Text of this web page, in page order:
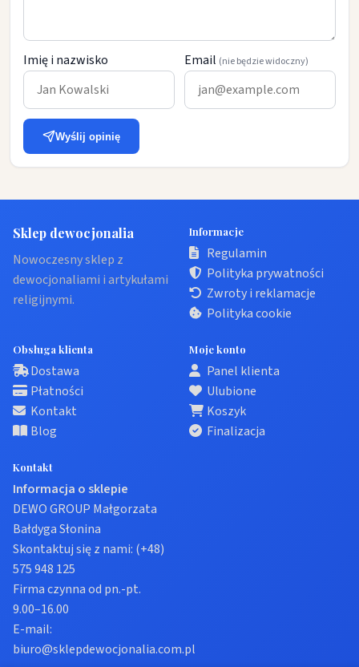
Imię i nazwisko Email (nie będzie widoczny)
Wyślij opinię
Sklep dewocjonalia
Nowoczesny sklep z
dewocjonaliami i artykułami
religijnymi.
Informacje
Regulamin
Polityka prywatności
Zwroty i reklamacje
Polityka cookie
Obsługa klienta
Dostawa
Płatności
Kontakt
Blog
Moje konto
Panel klienta
Ulubione
Koszyk
Finalizacja
Kontakt
Informacja o sklepie
DEWO GROUP Małgorzata
Bałdyga Słonina
Skontaktuj się z nami: (+48)
575 948 125
Firma czynna od pn.-pt.
9.00–16.00
E-mail:
biuro@sklepdewocjonalia.com.pl